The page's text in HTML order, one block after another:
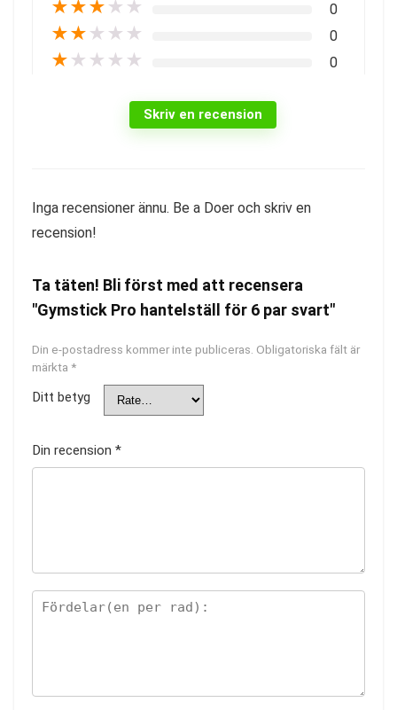
★★★ ★ ★ 0
★★ ★ ★ ★ 0
★ ★ ★ ★ ★ 0
Skriv en recension
Inga recensioner ännu. Be a Doer och skriv en
recension!
Ta täten! Bli först med att recensera
"Gymstick Pro hantelställ för 6 par svart"
Din e-postadress kommer inte publiceras. Obligatoriska fält är
märkta *
Ditt betyg
Din recension *